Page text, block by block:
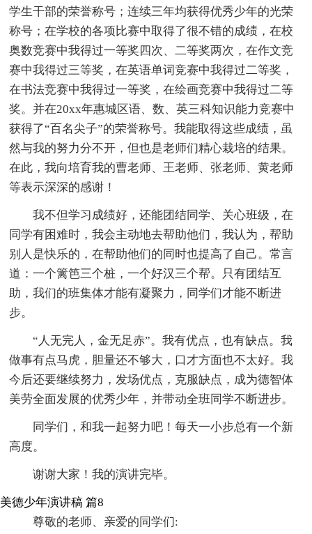
学生干部的荣誉称号；连续三年均获得优秀少年的光荣
称号；在学校的各项比赛中取得了很不错的成绩，在校
奥数竞赛中我得过一等奖四次、二等奖两次，在作文竞
赛中我得过三等奖，在英语单词竞赛中我得过二等奖，
在书法竞赛中我得过一等奖，在绘画竞赛中我得过二等
奖。并在20xx年惠城区语、数、英三科知识能力竞赛中
获得了“百名尖子”的荣誉称号。我能取得这些成绩，虽
然与我的努力分不开，但也是老师们精心栽培的结果。
在此，我向培育我的曹老师、王老师、张老师、黄老师
等表示深深的感谢！
我不但学习成绩好，还能团结同学、关心班级，在
同学有困难时，我会主动地去帮助他们，我认为，帮助
别人是快乐的，在帮助他们的同时也提高了自己。常言
道：一个篱笆三个桩，一个好汉三个帮。只有团结互
助，我们的班集体才能有凝聚力，同学们才能不断进
步。
“人无完人，金无足赤”。我有优点，也有缺点。我
做事有点马虎，胆量还不够大，口才方面也不太好。我
今后还要继续努力，发场优点，克服缺点，成为德智体
美劳全面发展的优秀少年，并带动全班同学不断进步。
同学们，和我一起努力吧！每天一小步总有一个新
高度。
谢谢大家！我的演讲完毕。
美德少年演讲稿 篇8
尊敬的老师、亲爱的同学们: